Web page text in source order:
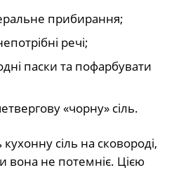
прибирання;
речі;
паски та пофарбувати
«чорну» сіль.
сіль на сковороді,
вона не потемніє. Цією